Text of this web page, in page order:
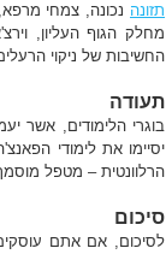
תזונה נכונה, צמחי
מחלק הגוף העליון,
החשיבות של ניקוי
תעודה
בוגרי הלימודים, אשר
יסיימו את לימודי
הרלוונטית – מטפל
סיכום
לסיכום, אם אתם